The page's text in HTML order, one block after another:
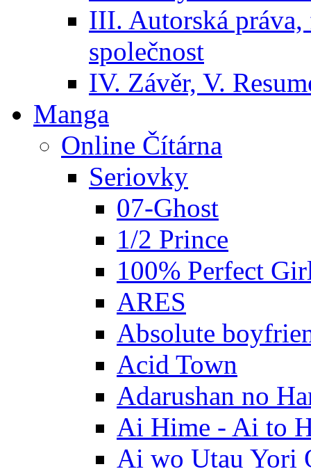
III. Autorská práva,
společnost
IV. Závěr, V.
Manga
Online Čítárna
Seriovky
07-Ghost
1/2 Prince
100% Perfect
ARES
Absolute
Acid Town
Adarushan no
Ai Hime - Ai to
Ai wo Utau Yori